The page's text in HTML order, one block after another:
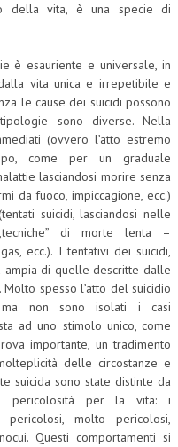
della vita, è una specie di
è esauriente e universale, in
vita unica e irrepetibile e
le cause dei suicidi possono
sono diverse. Nella
(ovvero l’atto estremo
come per un graduale
lasciandosi morire senza
da fuoco, impiccagione, ecc.)
suicidi, lasciandosi nelle
di morte lenta –
ecc.). I tentativi dei suicidi,
ampia di quelle descritte dalle
spesso l’atto del suicidio
ma non sono isolati i casi
ad uno stimolo unico, come
importante, un tradimento
delle circostanze e
suicida sono state distinte da
pericolosità per la vita: i
pericolosi, molto pericolosi,
Questi comportamenti si